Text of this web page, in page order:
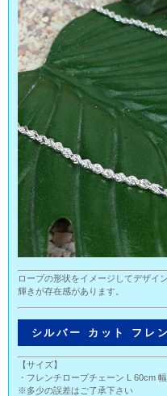
ロープの形状をイメージしてデザイ
輝きが存在感があります。
シルバー カット フレ
【サイズ】
・フレンチロープチェーン L 60cm
※多少の誤差はご了承下さい